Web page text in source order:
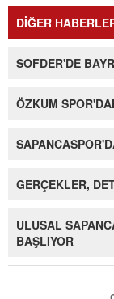
DİĞER
SOFDER'DE
ÖZKUM
GERÇEKLER,
ULUSAL
BAŞLIYOR